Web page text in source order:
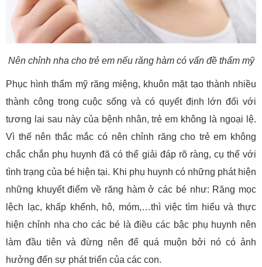
Nên chỉnh nha cho trẻ em nếu răng hàm có vấn đề thẩm mỹ
Phục hình thẩm mỹ răng miệng, khuôn mặt tạo thành nhiều
thành công trong cuộc sống và có quyết định lớn đối với
tương lai sau này của bệnh nhân, trẻ em không là ngoại lệ.
Vì thế nên thắc mắc có nên chỉnh răng cho trẻ em không
chắc chắn phụ huynh đã có thể giải đáp rõ ràng, cụ thể với
tình trạng của bé hiện tại. Khi phụ huynh có những phát hiện
những khuyết điểm về răng hàm ở các bé như: Răng mọc
lệch lạc, khấp khểnh, hô, móm,…thì việc tìm hiểu và thực
hiện chỉnh nha cho các bé là điều các bậc phụ huynh nên
làm đầu tiên và đừng nên để quá muộn bởi nó có ảnh
hưởng đến sự phát triển của các con.